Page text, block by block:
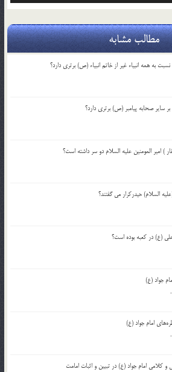
مطالب مشابه
به همه انبیاء غیر از خاتم انبیاء (ص) برتری دارد؟
سایر صحابه پیامبر (ص) برتری دارد؟
) امیر المومنین علیه السلام دو سر داشته است؟
السلام) حیدرکرار می گفتند؟
(ع) در کعبه بوده است؟
جواد (ع)
امام جواد (ع)
کلامی امام جواد (ع) در تبیین و اثبات امامت